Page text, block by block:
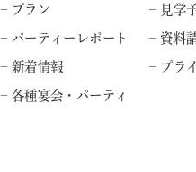
– プラン
– パーティーレポート
– 新着情報
– 各種宴会・パーティ
– 見学
– 資料
– プラ